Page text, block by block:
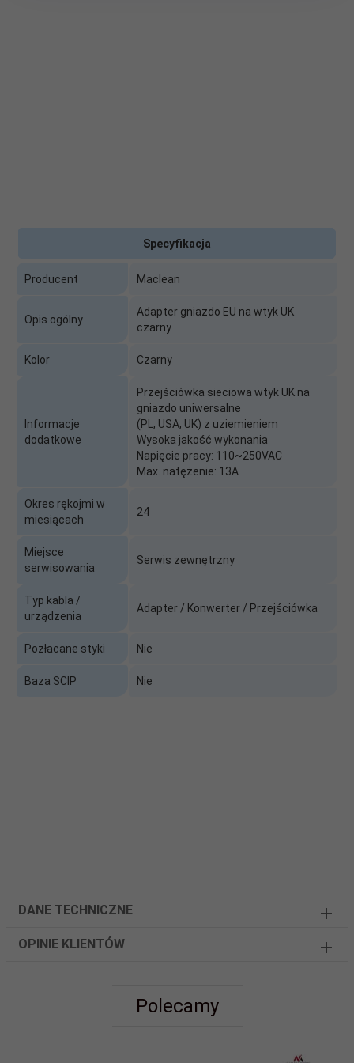
Specyfikacja
Producent Maclean
Opis ogólny
Adapter gniazdo EU na wtyk UK
czarny
Kolor Czarny
Informacje
dodatkowe
Przejściówka sieciowa wtyk UK na
gniazdo uniwersalne
(PL, USA, UK) z uziemieniem
Wysoka jakość wykonania
Napięcie pracy: 110~250VAC
Max. natężenie: 13A
Okres rękojmi w
miesiącach
24
Miejsce
serwisowania
Serwis zewnętrzny
Typ kabla /
urządzenia
Adapter / Konwerter / Przejściówka
Pozłacane styki Nie
Baza SCIP Nie
DANE TECHNICZNE
OPINIE KLIENTÓW
Polecamy